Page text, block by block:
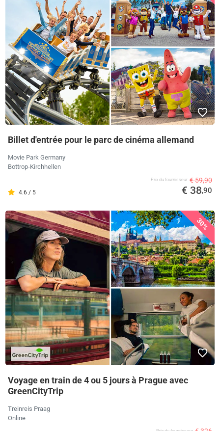
Billet d'entrée pour le parc de cinéma allemand
Movie Park Germany
Bottrop-Kirchhellen
4.6 / 5
Prix ​​du fournisseur € 59,90
€ 38,90
30%
Voyage en train de 4 ou 5 jours à Prague avec
GreenCityTrip
Treinreis Praag
Online